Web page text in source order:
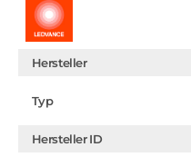
Hersteller
Typ
Hersteller ID